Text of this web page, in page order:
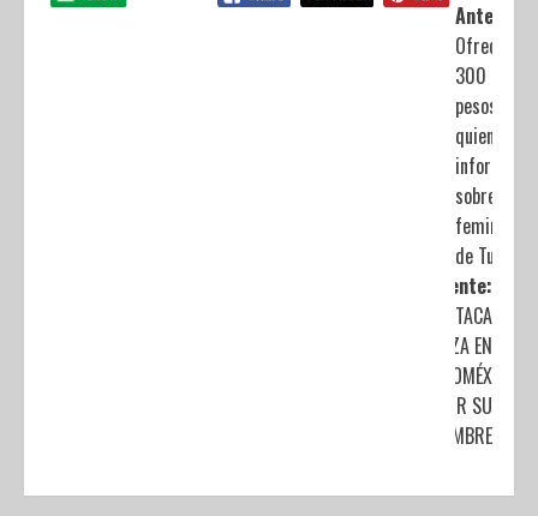
Anterior:
Ofrecen
300 mil
pesos a
quien dé
sobre
feminicida
de
Siguiente:
DESTACA
YALITZA EN
EDOMÉX
POR SU
NOMBRE